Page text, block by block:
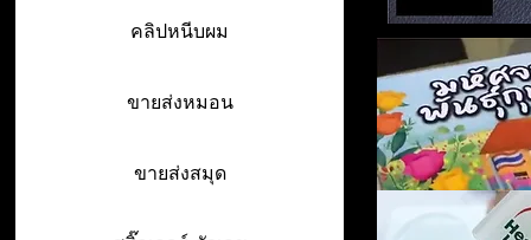
คลิปหนีบผม
ขายส่งหมอน
ขายส่งสมุด